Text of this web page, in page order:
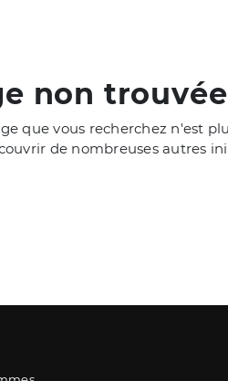
non trouvée
que vous recherchez n'est
de nombreuses autres